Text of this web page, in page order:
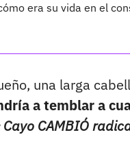
era su vida en el
una larga
a temblar a
CAMBIÓ